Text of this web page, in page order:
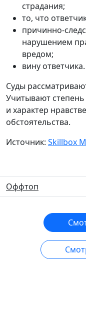
страдания;
то, что
причинно-
нарушением
вредом;
вину ответчика.
Суды
Учитывают
и характер
обстоятельства.
Источник: Skillbox
Оффтоп